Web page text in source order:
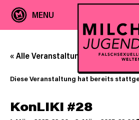
« Alle Veranstaltungen
Diese Veranstaltung hat bereits
KonLIKI #28